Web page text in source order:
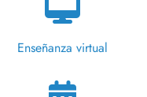
Enseñanza virtual